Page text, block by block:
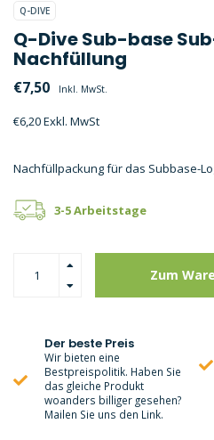
Q-DIVE
Q-Dive Sub-base
Nachfüllung
€7,50 Inkl. MwSt.
€6,20 Exkl. MwSt
Nachfüllpackung für das Subbase-
3-5 Arbeitstage
Zum
Der beste Preis
Wir bieten eine
Bestpreispolitik. Haben Sie
das gleiche Produkt
woanders billiger gesehen?
Mailen Sie uns den Link.